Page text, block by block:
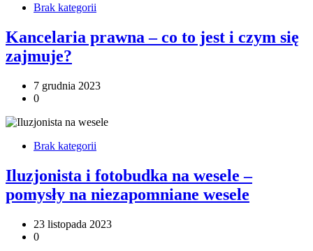
Brak kategorii
Kancelaria prawna – co to jest i czym się
zajmuje?
7 grudnia 2023
0
Brak kategorii
Iluzjonista i fotobudka na wesele –
pomysły na niezapomniane wesele
23 listopada 2023
0